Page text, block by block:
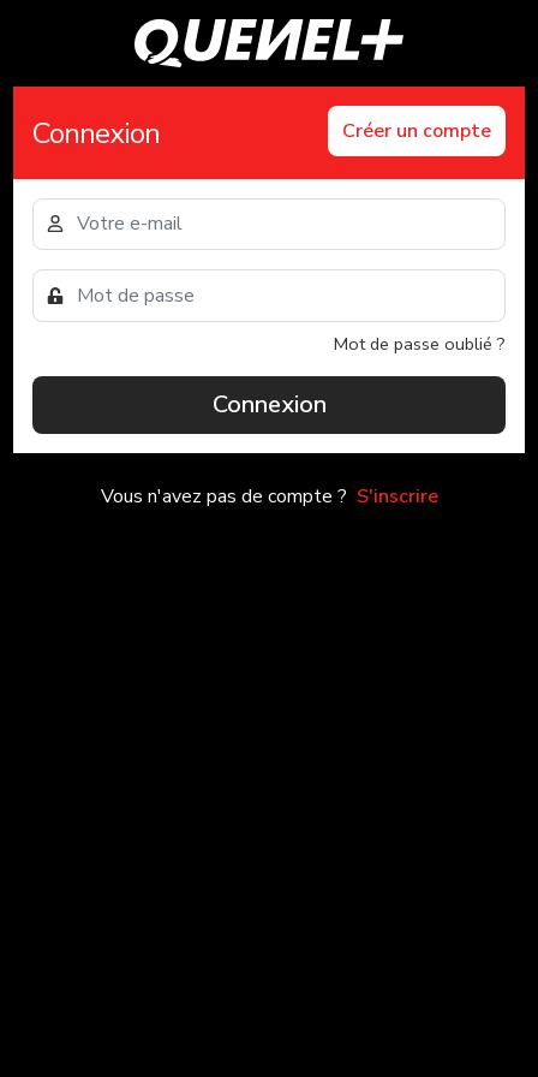
Connexion Créer un compte
Mot de passe oublié ?
Connexion
Vous n'avez pas de compte ? S'inscrire